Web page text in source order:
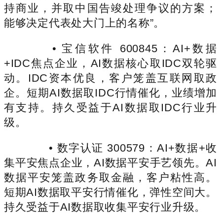
持商业，并取中国告竣处理争议的方案；
能够决定代表处大门上的名称”。
• 宝信软件 600845：AI+数据
+IDC焦点企业，AI数据核心取IDC双轮驱
动。IDC资本优良，客户笼盖互联网取政
企。短期AI数据取IDC行情催化，业绩增加
有支持。持久受益于AI数据取IDC行业升
级。
• 数字认证 300579：AI+数据+收
集平安焦点企业，AI数据平安手艺领先。AI
数据平安笼盖政务取金融，客户粘性高。
短期AI数据取平安行情催化，弹性空间大。
持久受益于AI数据取收集平安行业升级。